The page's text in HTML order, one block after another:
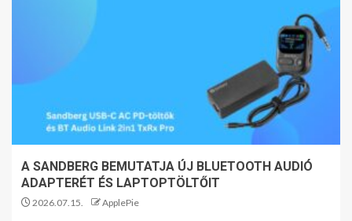
A SANDBERG BEMUTATJA ÚJ BLUETOOTH AUDIÓ
ADAPTERÉT ÉS LAPTOPTÖLTŐIT
2026.07.15. ApplePie